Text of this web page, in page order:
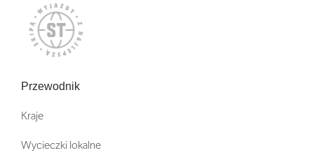
Przewodnik
Kraje
Wycieczki lokalne